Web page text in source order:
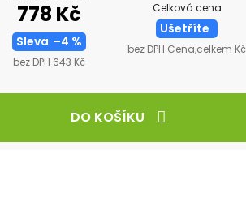
778 Kč
Sleva –4 %
bez DPH 643 Kč
Celková cena
Ušetříte
bez DPH Cena,celkem Kč
DO KOŠÍKU